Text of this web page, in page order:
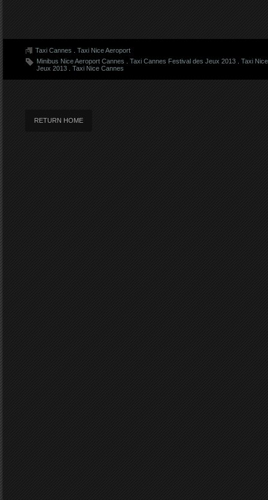
Taxi Cannes
Taxi Nice Aeroport
Minibus Nice Aeroport Cannes
Taxi Cannes Festival des Jeux 2013
Taxi
Jeux 2013
Taxi Nice Cannes
RETURN HOME